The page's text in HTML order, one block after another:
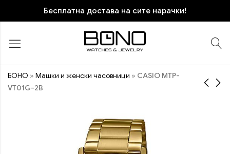
Бесплатна достава на сите нарачки!
БОНО » Машки и женски часовници » CASIO MTP-
VT01G-2B
3.970